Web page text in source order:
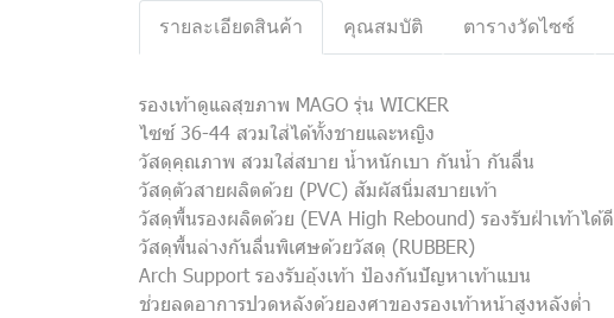
รายละเอียดสินค้า คุณสมบัติ ตารางวัดไซซ์
รองเท้าดูแลสุขภาพ MAGO รุ่น WICKER
ไซซ์ 36-44 สวมใส่ได้ทั้งชายและหญิง
วัสดุคุณภาพ สวมใส่สบาย น้ำหนักเบา กันน้ำ กันลื่น
วัสดุตัวสายผลิตด้วย (PVC) สัมผัสนิ่มสบายเท้า
วัสดุพื้นรองผลิตด้วย (EVA High Rebound) รองรับฝ่าเท้าได้ดี
วัสดุพื้นล่างกันลื่นพิเศษด้วยวัสดุ (RUBBER)
Arch Support รองรับอุ้งเท้า ป้องกันปัญหาเท้าแบน
ช่วยลดอาการปวดหลังด้วยองศาของรองเท้าหน้าสูงหลังต่ำ